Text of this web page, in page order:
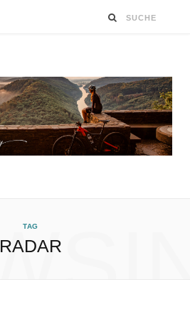
TAG
RADAR